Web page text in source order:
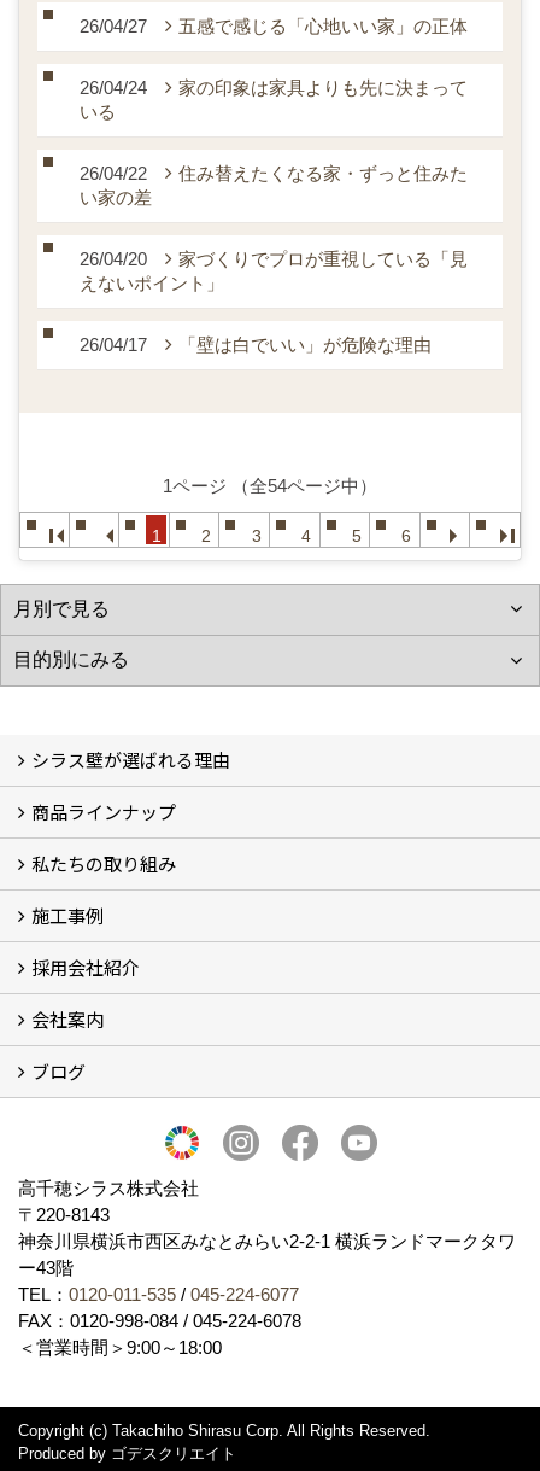
26/04/27 五感で感じる「心地いい家」の正体
26/04/24
家の印象は家具よりも先に決まって
いる
26/04/22
住み替えたくなる家・ずっと住みた
い家の差
26/04/20
家づくりでプロが重視している「見
えないポイント」
26/04/17 「壁は白でいい」が危険な理由
1ページ （全54ページ中）
1 2 3 4 5 6
シラス壁が選ばれる理由
シラスストーリー
こだわり
シラス壁の驚くべき性能
商品ラインナップ
一覧
内装仕上げ材
外装仕上げ材
舗装材
水性無機高分子系ハイブリッド型塗料
エコリフォーム
消臭壁紙
Q&A
資料PDF
私たちの取り組み
SDGs、GHGへの取り組み (2)
マグマシラス米
特別対談 (2)
高千穂シラス解説ムービー
研究プロジェクト (4)
プロジェクト (3)
施工事例
施工事例
お客様からのお便り
採用会社紹介
採用会社紹介
「鏝人の会」左官店のご紹介
会社案内
会社概要・沿革
代表の実績
製造紹介
ショールーム
アクセス
採用情報
バナーダウンロード
プライバシーポリシー
Takachiho Shirasu Global Site
LINE公式アカウント
ブログ
高千穂シラス株式会社
〒220-8143
神奈川県横浜市西区みなとみらい2‐2‐1 横浜ランドマークタワ
ー43階
TEL： 0120-011-535 / 045-224-6077
FAX：0120-998-084 / 045-224-6078
＜営業時間＞9:00～18:00
Copyright (c) Takachiho Shirasu Corp. All Rights Reserved.
Produced by ゴデスクリエイト